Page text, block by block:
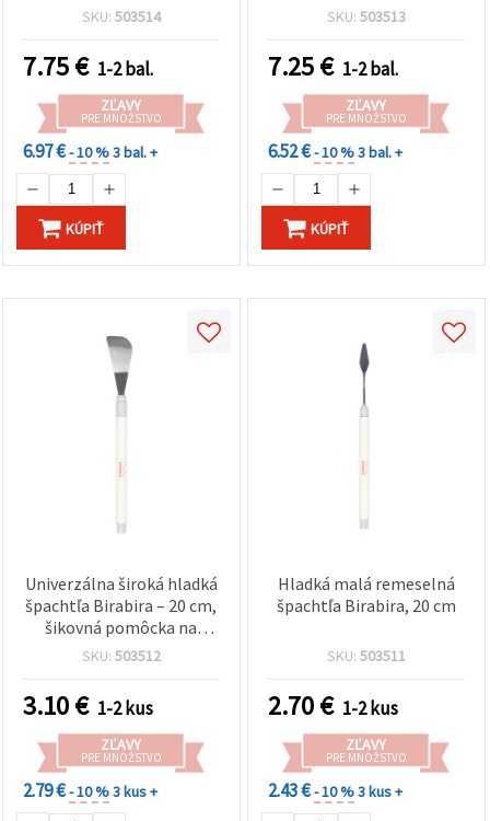
perá s guľôčkovým
prepichovací nástroj
SKU: 503514
7.75€ 1-2 bal.
ZĽAVY
PRE MNOŽSTVO
6.97 €- 10 %3 bal. +
KÚPIŤ
hrotmi (1–2 mm, 1,5–2,5
prepichovací nástroj
SKU: 503513
7.25€ 1-2 bal.
ZĽAVY
PRE MNOŽSTVO
6.52 €- 10 %3 bal. +
KÚPIŤ
Univerzálna široká hladká
špachtľa Birabira – 20 cm,
šikovná pomôcka na
kreatívne projekty, hobby
SKU: 503512
3.10€ 1-2 kus
ZĽAVY
PRE MNOŽSTVO
2.79 €- 10 %3 kus +
Hladká malá remeselná
špachtľa Birabira, 20 cm
SKU: 503511
2.70€ 1-2 kus
ZĽAVY
PRE MNOŽSTVO
2.43 €- 10 %3 kus +